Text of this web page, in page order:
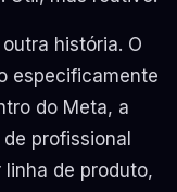
história. O
especificamente
do Meta, a
profissional
de produto,